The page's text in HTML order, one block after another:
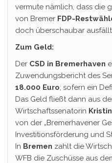
vermute nämlich, dass die
von Bremer FDP-
doch überschaubar
Zum Geld:
Der CSD in Bremerhaven
Zuwendungsbericht des
18.000 Euro; sofern ein
Das Geld fließt dann aus
Wirtschaftssenatorin
von der „Bremerhavener
Investitionsförderung und
In Bremen zahlt die
WFB die Zuschüsse aus